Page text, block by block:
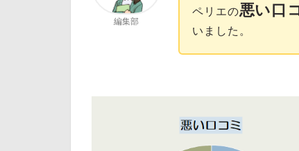
編集部
ペリエの悪い口
いました。